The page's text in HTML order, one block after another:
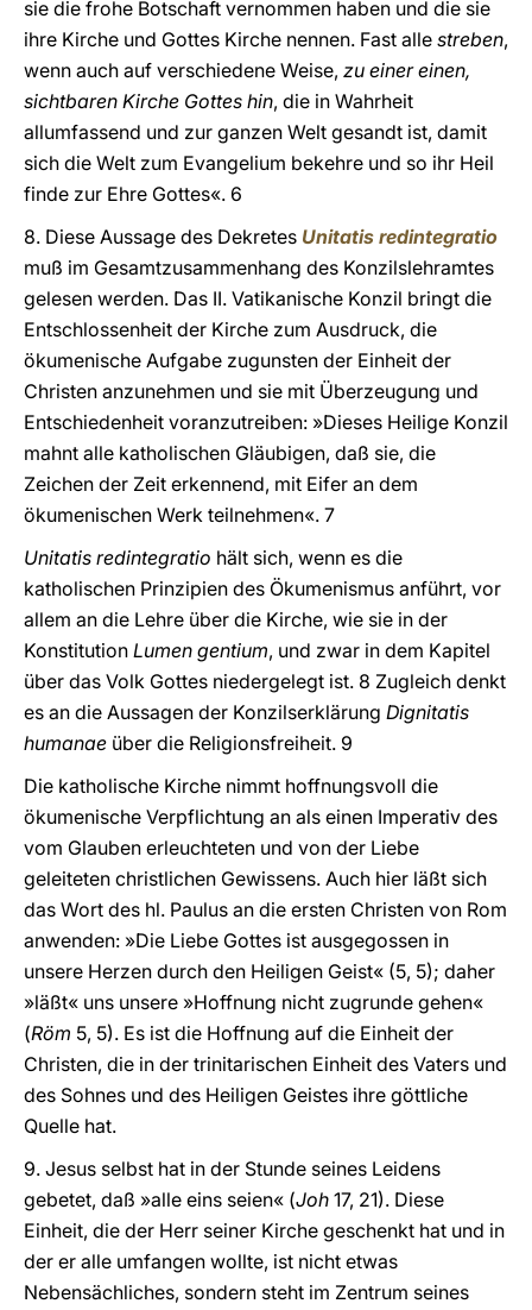
sie die frohe Botschaft vernommen haben und die sie
ihre Kirche und Gottes Kirche nennen. Fast alle streben,
wenn auch auf verschiedene Weise, zu einer einen,
sichtbaren Kirche Gottes hin, die in Wahrheit
allumfassend und zur ganzen Welt gesandt ist, damit
sich die Welt zum Evangelium bekehre und so ihr Heil
finde zur Ehre Gottes«. 6
8. Diese Aussage des Dekretes Unitatis redintegratio
muß im Gesamtzusammenhang des Konzilslehramtes
gelesen werden. Das II. Vatikanische Konzil bringt die
Entschlossenheit der Kirche zum Ausdruck, die
ökumenische Aufgabe zugunsten der Einheit der
Christen anzunehmen und sie mit Überzeugung und
Entschiedenheit voranzutreiben: »Dieses Heilige Konzil
mahnt alle katholischen Gläubigen, daß sie, die
Zeichen der Zeit erkennend, mit Eifer an dem
ökumenischen Werk teilnehmen«. 7
Unitatis redintegratio hält sich, wenn es die
katholischen Prinzipien des Ökumenismus anführt, vor
allem an die Lehre über die Kirche, wie sie in der
Konstitution Lumen gentium, und zwar in dem Kapitel
über das Volk Gottes niedergelegt ist. 8 Zugleich denkt
es an die Aussagen der Konzilserklärung Dignitatis
humanae über die Religionsfreiheit. 9
Die katholische Kirche nimmt hoffnungsvoll die
ökumenische Verpflichtung an als einen Imperativ des
vom Glauben erleuchteten und von der Liebe
geleiteten christlichen Gewissens. Auch hier läßt sich
das Wort des hl. Paulus an die ersten Christen von Rom
anwenden: »Die Liebe Gottes ist ausgegossen in
unsere Herzen durch den Heiligen Geist« (5, 5); daher
»läßt« uns unsere »Hoffnung nicht zugrunde gehen«
(Röm 5, 5). Es ist die Hoffnung auf die Einheit der
Christen, die in der trinitarischen Einheit des Vaters und
des Sohnes und des Heiligen Geistes ihre göttliche
Quelle hat.
9. Jesus selbst hat in der Stunde seines Leidens
gebetet, daß »alle eins seien« (Joh 17, 21). Diese
Einheit, die der Herr seiner Kirche geschenkt hat und in
der er alle umfangen wollte, ist nicht etwas
Nebensächliches, sondern steht im Zentrum seines